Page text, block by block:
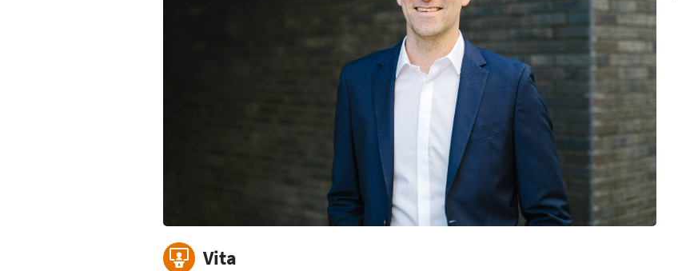
Vita